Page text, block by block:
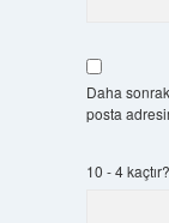
Daha
posta
10 - 4 kaçtır?